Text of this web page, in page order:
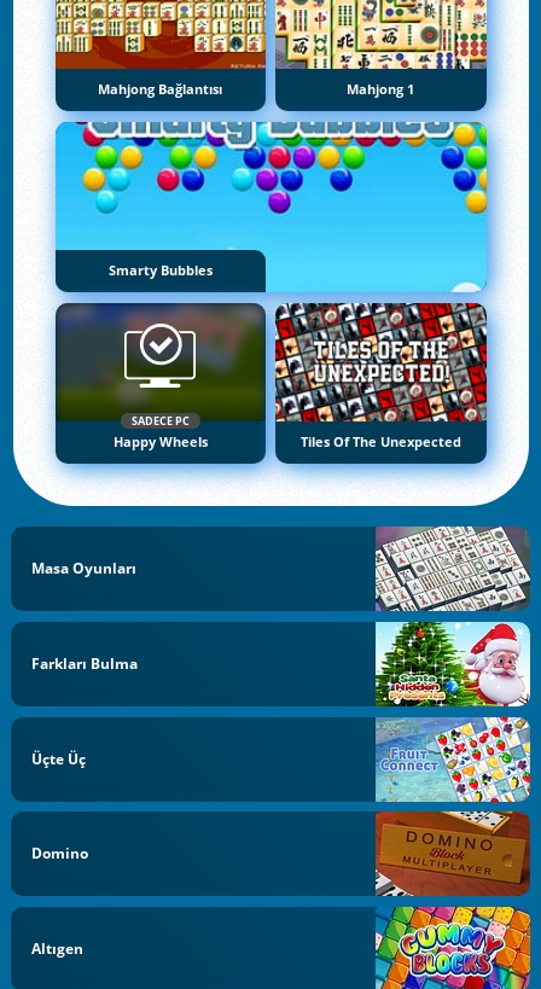
Mahjong Bağlantısı Mahjong 1
Smarty Bubbles
SADECE PC
Happy Wheels Tiles Of The Unexpected
Masa Oyunları
Farkları Bulma
Üçte Üç
Domino
Altıgen